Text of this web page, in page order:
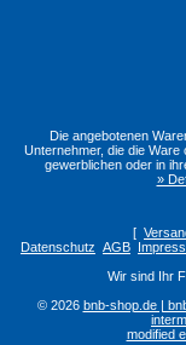
Die angebotenen
Unternehmer, die die
gewerblichen oder in
»
[
Datenschutz AGB
Wir sind Ihr
© 2026 bnb-shop.de |
modified